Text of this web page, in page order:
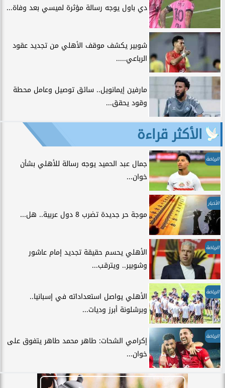
دي باول يوجه رسالة مؤثرة لميسي بعد وفاة...
شوبير يكشف موقف الأهلي من تجديد عقود
الرباعي.....
مارفين إيمانويل.. سائق توصيل وعامل محطة
وقود يحقق...
الأكثر قراءة
الرياضة
جمال عبد الحميد يوجه رسالة للأهلي بشأن
خوان...
الأخبار
موجة حر جديدة تضرب 8 دول عربية.. هل...
الرياضة
الأهلي يحسم حقيقة تجديد إمام عاشور
وشوبير.. ويترقب...
الرياضة
الأهلي يواصل استعداداته في إسبانيا..
وبرشلونة أبرز وديات...
الرياضة
إكرامي الشحات: طاهر محمد طاهر يتفوق على
خوان...